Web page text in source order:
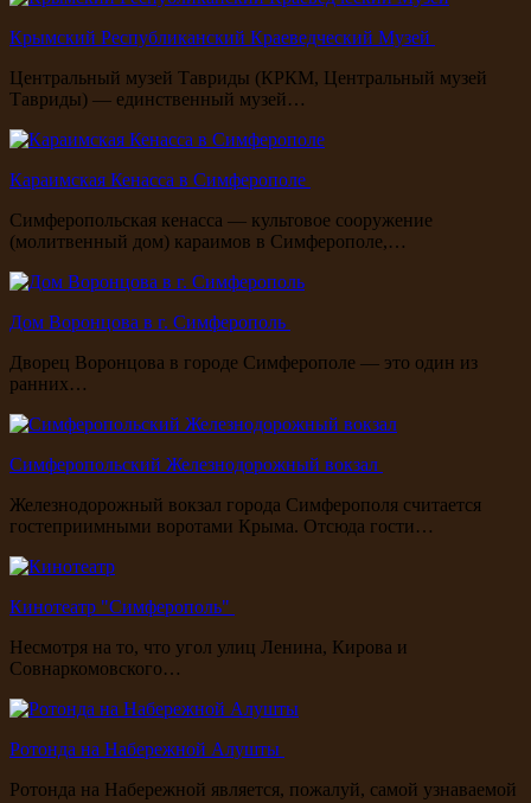
Крымский Республиканский Краеведческий Музей
Центральный музей Тавриды (КРКМ, Центральный музей
Тавриды) — единственный музей…
Караимская Кенасса в Симферополе
Симферопольская кенасса — культовое сооружение
(молитвенный дом) караимов в Симферополе,…
Дом Воронцова в г. Симферополь
Дворец Воронцова в городе Симферополе — это один из
ранних…
Симферопольский Железнодорожный вокзал
Железнодорожный вокзал города Симферополя считается
гостеприимными воротами Крыма. Отсюда гости…
Кинотеатр "Симферополь"
Несмотря на то, что угол улиц Ленина, Кирова и
Совнаркомовского…
Ротонда на Набережной Алушты
Ротонда на Набережной является, пожалуй, самой узнаваемой